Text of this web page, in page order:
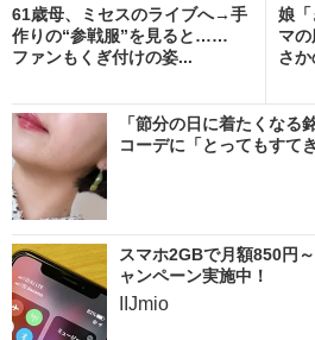
61歳母、ミセスのライブへ→手
作りの“参戦服”を見ると……
ファンもくぎ付けの姿...
娘
マ
さ
「節分の日に着たくな
コーデに「とってもすて
スマホ2GBで月額850円
ャンペーン実施中！
IIJmio